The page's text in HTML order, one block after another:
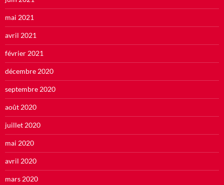
mai 2021
avril 2021
février 2021
décembre 2020
septembre 2020
août 2020
juillet 2020
mai 2020
avril 2020
mars 2020